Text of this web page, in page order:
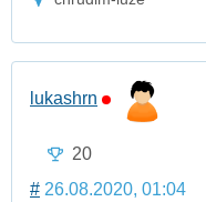
lukashrn
20
# 26.08.2020, 01:04